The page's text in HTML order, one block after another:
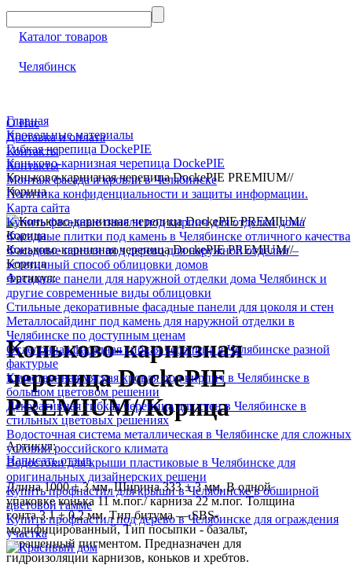
Каталог товаров
Челябинск
О Нас
Доставка и оплата
Контакты
Контакты
Монтаж фасада и кровли в Челябинске
Политика конфиденциальности и защиты информации.
Карта сайта
Купить фасадные панели под кирпич для отделки дома
Фасадные плитки под камень в Челябинске отличного качества
Фасадные панели под дерево для наружной отделки –
эстетичный способ облицовки домов
Фасадные панели для наружной отделки дома Челябинск и
другие современные виды облицовки
Стильные декоративные фасадные панели для цоколя и стен
Металлосайдинг под камень для наружной отделки в
Челябинске по доступным ценам
Отделочная фасадная гибкая черепица в Челябинске разной
фактурые
Качественная мягкая кровля под кирпич в Челябинске в
большом цветовом решении
Декоративная гибкая черепица для стен в Челябинске в
стильных цветовых решениях
Водосточная система металлическая в Челябинске для сложных
условий российского климата
Водостоки для крыши пластиковые в Челябинске для
оригинальных дизайнерских решени
Купить профнастил для крыши в Челябинске в обширной
цветовой гамме
Купить профнастил под дерево в Челябинске для ограждения
участка
Главная
Кровельные материалы
Гибкая черепица DockePIE
Коньково-карнизная черепица DockePIE
Коньково-карнизная черепица DockePIE PREMIUM//
Корица
Коньково-карнизная черепица DockePIE PREMIUM//
Корица
Артикул:
Коньково-карнизная
черепица DockePIE
PREMIUM//Корица
Артикул:
Написать отзыв
Длина 1000 ± 3 мм, Ширина 333 ± 3 мм, В одной
упаковке конька 11 м.пог./ карниза 22 м.пог. Толщина
гонта 3.1 ± 0.2 мм. Тип битума — SBS-
модифицированный, Тип посыпки - базальт,
окрашенный пигментом. Предназначен для
гидроизоляции карнизов, коньков и хребтов.